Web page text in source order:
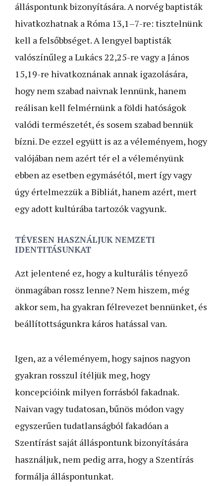
álláspontunk bizonyítására. A norvég baptisták
hivatkozhatnak a Róma 13,1–7-re: tisztelnünk
kell a felsőbbséget. A lengyel baptisták
valószínűleg a Lukács 22,25-re vagy a János
15,19-re hivatkoznának annak igazolására,
hogy nem szabad naivnak lennünk, hanem
reálisan kell felmérnünk a földi hatóságok
valódi természetét, és sosem szabad bennük
bízni. De ezzel együtt is az a véleményem, hogy
valójában nem azért tér el a véleményünk
ebben az esetben egymásétól, mert így vagy
úgy értelmezzük a Bibliát, hanem azért, mert
egy adott kultúrába tartozók vagyunk.
TÉVESEN HASZNÁLJUK NEMZETI
IDENTITÁSUNKAT
Azt jelentené ez, hogy a kulturális tényező
önmagában rossz lenne? Nem hiszem, még
akkor sem, ha gyakran félrevezet bennünket, és
beállítottságunkra káros hatással van.
Igen, az a véleményem, hogy sajnos nagyon
gyakran rosszul ítéljük meg, hogy
koncepcióink milyen forrásból fakadnak.
Naivan vagy tudatosan, bűnös módon vagy
egyszerűen tudatlanságból fakadóan a
Szentírást saját álláspontunk bizonyítására
használjuk, nem pedig arra, hogy a Szentírás
formálja álláspontunkat.